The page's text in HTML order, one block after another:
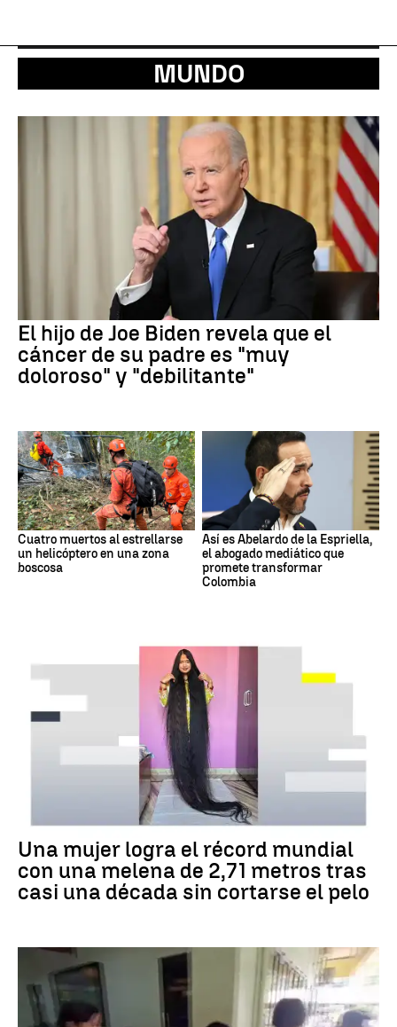
MUNDO
El hijo de Joe Biden revela que el
cáncer de su padre es "muy
doloroso" y "debilitante"
Cuatro muertos al estrellarse
un helicóptero en una zona
boscosa
Así es Abelardo de la Espriella,
el abogado mediático que
promete transformar
Colombia
RÉCORD GUINNESS
Una mujer logra el récord mundial
con una melena de 2,71 metros tras
casi una década sin cortarse el pelo